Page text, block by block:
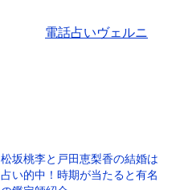
電話占いヴェルニ
松坂桃李と戸田恵梨香の結婚は
占い的中！時期が当たると有名